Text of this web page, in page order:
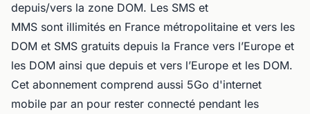
depuis/vers la zone DOM. Les SMS et
MMS sont illimités en France métropolitaine et vers les
DOM et SMS gratuits depuis la France vers l’Europe et
les DOM ainsi que depuis et vers l’Europe et les DOM.
Cet abonnement comprend aussi 5Go d'internet
mobile par an pour rester connecté pendant les